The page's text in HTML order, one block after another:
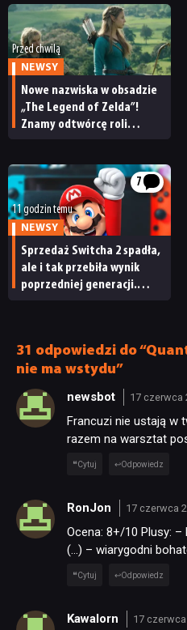
Przed chwilą
NEWSY
Nowe nazwiska w obsadzie
„The Legend of Zelda”!
Znamy odtwórcę roli
7
11 godzin temu
NEWSY
Sprzedaż Switcha 2 spadła,
ale i tak przebiła wynik
poprzedniej generacji.
31 odpowiedzi do
nie ma wstydu”
newsbot 17 czerwca
Francuzi nie ustają w
razem na warsztat
Cytuj Odpowiedz
RonJon 17 czerwca
Ocena: 8+/10 Plusy:
(…) – wiarygodni
Cytuj Odpowiedz
Kawalorn 17